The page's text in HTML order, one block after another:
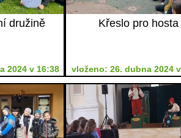
družině
2024 v 16:38
Křeslo pro hosta
vloženo: 26. dubna 2024